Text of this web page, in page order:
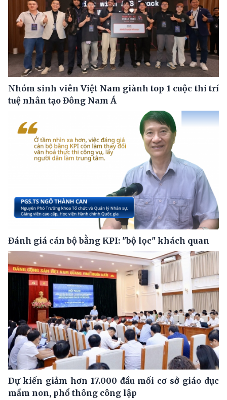
Nhóm sinh viên Việt Nam giành top 1 cuộc thi trí
tuệ nhân tạo Đông Nam Á
Đánh giá cán bộ bằng KPI: "bộ lọc" khách quan
Dự kiến giảm hơn 17.000 đầu mối cơ sở giáo dục
mầm non, phổ thông công lập